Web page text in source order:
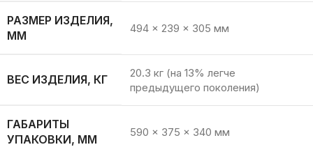
РАЗМЕР ИЗДЕЛИЯ,
ММ
494 × 239 × 305 мм
ВЕС ИЗДЕЛИЯ, КГ
20.3 кг (на 13% легче
предыдущего поколения)
ГАБАРИТЫ
УПАКОВКИ, ММ
590 × 375 × 340 мм